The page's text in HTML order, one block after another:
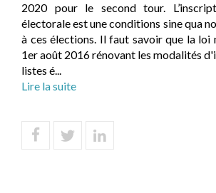
2020 pour le second tour.
électorale est une conditions sine qua
à ces élections. Il faut savoir que la loi
1er août 2016 rénovant les modalités
listes é...
Lire la suite